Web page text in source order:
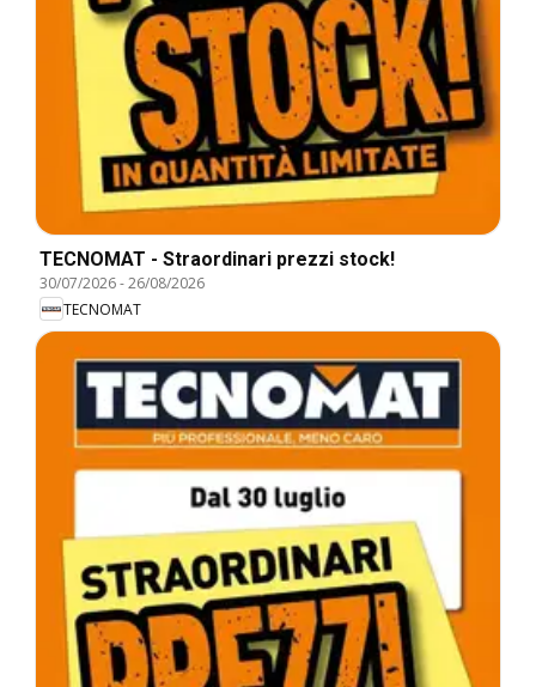
TECNOMAT - Straordinari prezzi stock!
30/07/2026-26/08/2026
TECNOMAT